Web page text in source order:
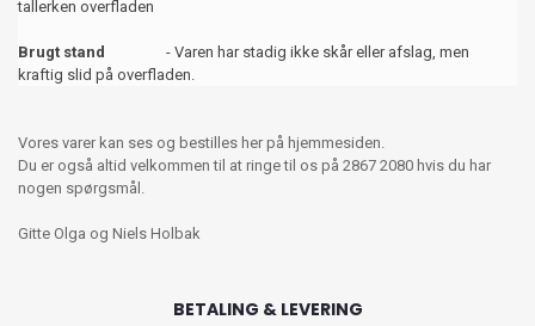
tallerken overfladen
Brugt stand
- Varen har stadig ikke skår eller afslag, men
kraftig slid på overfladen.
Vores varer kan ses og bestilles her på hjemmesiden.
Du er også altid velkommen til at ringe til os på 2867 2080 hvis du har
nogen spørgsmål.
Gitte Olga og Niels Holbak
BETALING & LEVERING